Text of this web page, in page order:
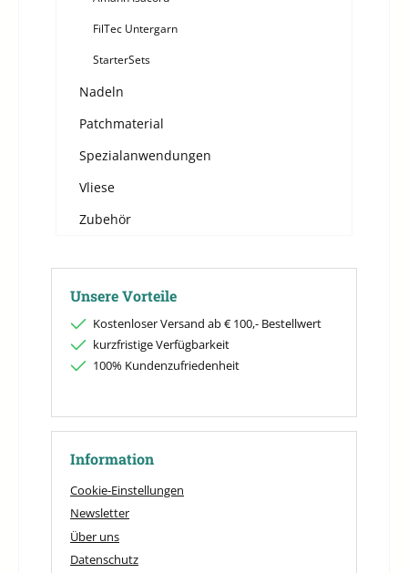
FilTec Untergarn
StarterSets
Nadeln
Patchmaterial
Spezialanwendungen
Vliese
Zubehör
Unsere Vorteile
Kostenloser Versand ab € 100,- Bestellwert
kurzfristige Verfügbarkeit
100% Kundenzufriedenheit
Information
Cookie-Einstellungen
Newsletter
Über uns
Datenschutz